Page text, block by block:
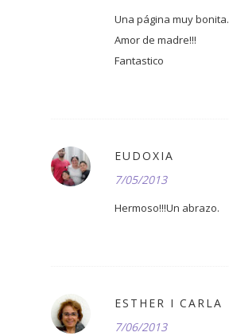
Una página muy bonita.
Amor de madre!!!
Fantastico
EUDOXIA
7/05/2013
Hermoso!!!Un abrazo.
ESTHER I CARLA
7/06/2013